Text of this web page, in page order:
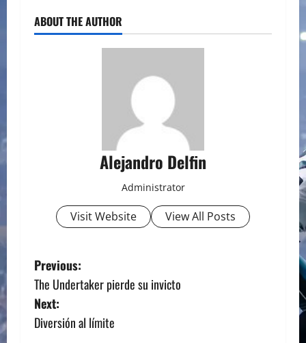
ABOUT THE AUTHOR
Alejandro Delfin
Administrator
Visit Website View All Posts
P
o
s
Previous:
The Undertaker pierde su invicto
Next:
Diversión al límite